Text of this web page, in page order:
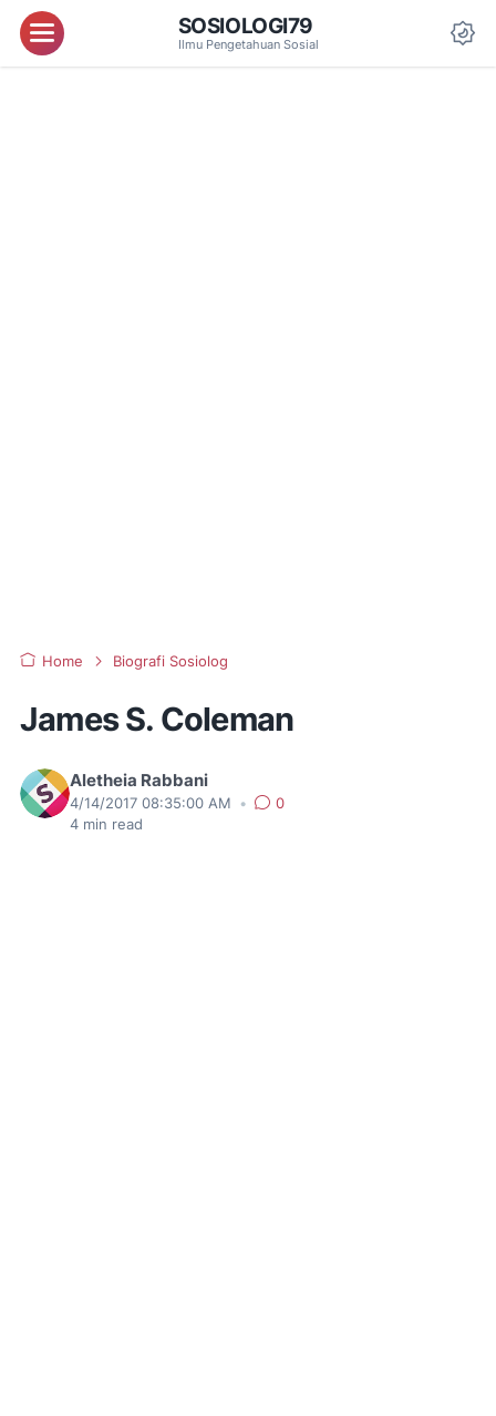
Menu SOSIOLOGI79
Ilmu Pengetahuan Sosial
Home Biografi Sosiolog
James S. Coleman
Aletheia Rabbani
4/14/2017 08:35:00 AM •
0
4 min read